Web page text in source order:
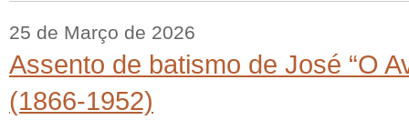
25 de Março de 2026
Assento de batismo de José “O
(1866-1952)